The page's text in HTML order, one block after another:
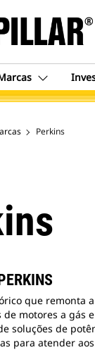
Perkins
que remonta
de motores a gás
soluções de
para atender